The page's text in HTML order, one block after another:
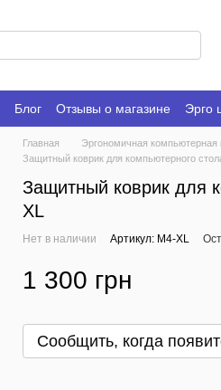
Блог Отзывы о магазине Эрго
Главная Эргономичная компьютерная
Защитный коврик для компьютерного
Защитный коврик для
XL
Нет в наличии Артикул: M4-XL
1 300 грн
Сообщить, когда